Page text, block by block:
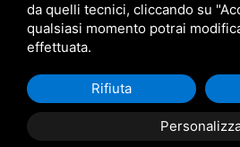
da quelli tecnici, cliccando su
qualsiasi momento potrai
effettuata.
Rifiuta
Sitemap